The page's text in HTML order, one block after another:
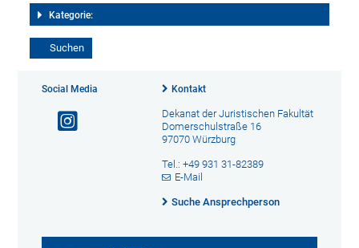
Kategorie:
Social Media Kontakt
Dekanat der Juristischen Fakultät
Domerschulstraße 16
97070 Würzburg
Tel.: +49 931 31-82389
E-Mail
Suche Ansprechperson